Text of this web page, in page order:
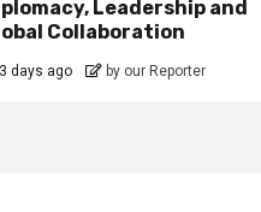
Leadership and
Collaboration
days ago by our Reporter